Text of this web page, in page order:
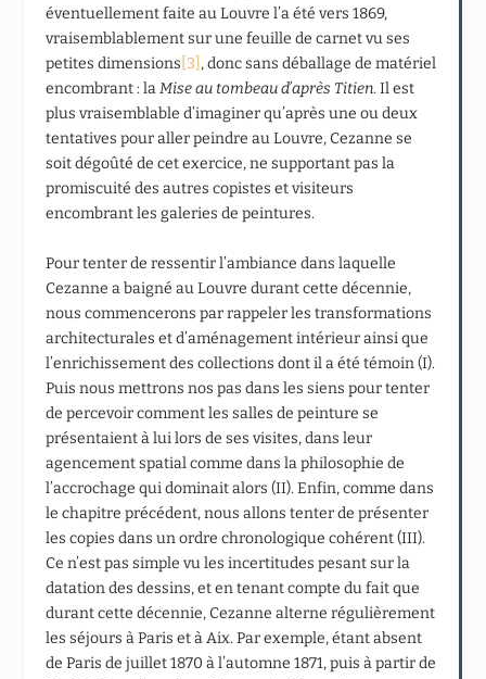
éventuellement faite au Louvre l’a été vers 1869,
vraisemblablement sur une feuille de carnet vu ses
petites dimensions [3] , donc sans déballage de matériel
encombrant : laMise au tombeau d’après Titien. Il est
plus vraisemblable d’imaginer qu’après une ou deux
tentatives pour aller peindre au Louvre, Cezanne se
soit dégoûté de cet exercice, ne supportant pas la
promiscuité des autres copistes et visiteurs
encombrant les galeries de peintures.
Pour tenter de ressentir l’ambiance dans laquelle
Cezanne a baigné au Louvre durant cette décennie,
nous commencerons par rappeler les transformations
architecturales et d’aménagement intérieur ainsi que
l’enrichissement des collections dont il a été témoin (I).
Puis nous mettrons nos pas dans les siens pour tenter
de percevoir comment les salles de peinture se
présentaient à lui lors de ses visites, dans leur
agencement spatial comme dans la philosophie de
l’accrochage qui dominait alors (II). Enfin, comme dans
le chapitre précédent, nous allons tenter de présenter
les copies dans un ordre chronologique cohérent (III).
Ce n’est pas simple vu les incertitudes pesant sur la
datation des dessins, et en tenant compte du fait que
durant cette décennie, Cezanne alterne régulièrement
les séjours à Paris et à Aix. Par exemple, étant absent
de Paris de juillet 1870 à l’automne 1871, puis à partir de